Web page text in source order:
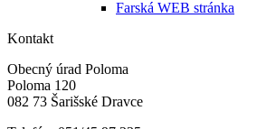
Farská WEB stránka
Kontakt
Obecný úrad Poloma
Poloma 120
082 73 Šarišské Dravce